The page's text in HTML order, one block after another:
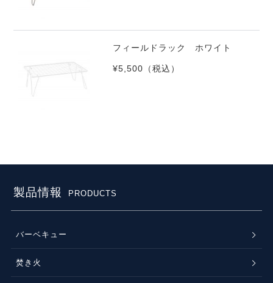
フィールドラック ホワイト
¥5,500 （税込）
製品情報 PRODUCTS
バーベキュー
焚き火